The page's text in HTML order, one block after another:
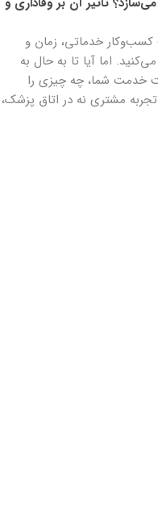
خدماتی، زمان و
اما آیا تا به حال به
خدمت شما، چه چیزی را
مشتری نه در اتاق پزشک،